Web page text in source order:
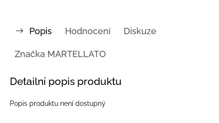
Popis Hodnocení Diskuze
Značka MARTELLATO
Detailní popis produktu
Popis produktu není dostupný